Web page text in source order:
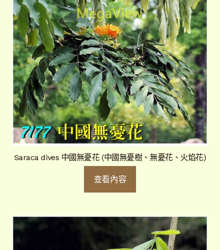
Saraca dives 中國無憂花 (中國無憂樹、無憂花、火焰花)
查看內容